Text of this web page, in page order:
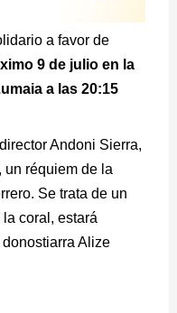
a favor de
9 de julio en la
a las 20:15
Andoni Sierra,
un réquiem de la
Se trata de un
coral, estará
Alize